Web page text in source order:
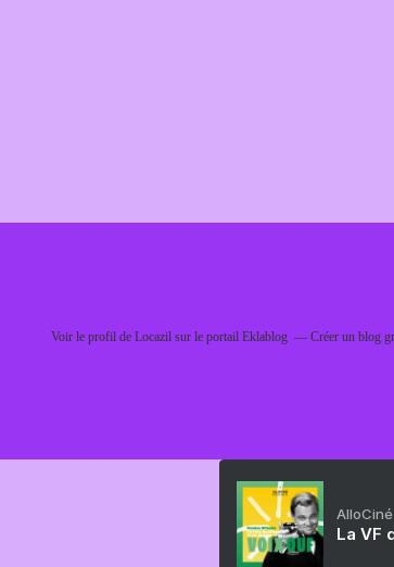
Voir le profil de Locazilsur le portail Eklablog Créer un blog
AlloCiné
La VF